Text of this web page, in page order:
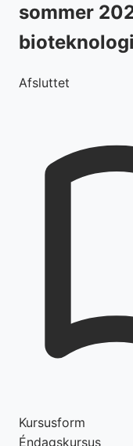
sommer
Afsluttet
Kursusform
Éndagskursus